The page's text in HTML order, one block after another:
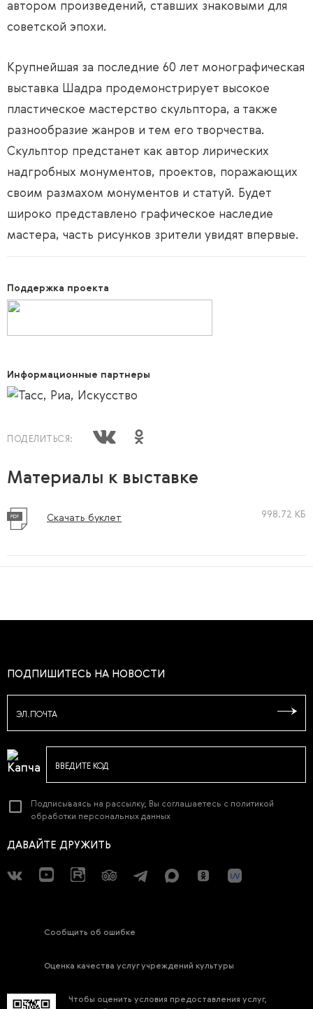
автором произведений, ставших знаковыми для
советской эпохи.
Крупнейшая за последние 60 лет монографическая
выставка Шадра продемонстрирует высокое
пластическое мастерство скульптора, а также
разнообразие жанров и тем его творчества.
Скульптор предстанет как автор лирических
надгробных монументов, проектов, поражающих
своим размахом монументов и статуй. Будет
широко представлено графическое наследие
мастера, часть рисунков зрители увидят впервые.
Поддержка проекта
Информационные партнеры
ПОДЕЛИТЬСЯ:
Материалы к выставке
Скачать буклет 998.72 КБ
ПОДПИШИТЕСЬ НА НОВОСТИ
ЭЛ.ПОЧТА
ВВЕДИТЕ КОД
Подписываясь на рассылку, Вы соглашаетесь с политикой
обработки персональных данных
ДАВАЙТЕ ДРУЖИТЬ
Сообщить об ошибке
Оценка качества услуг учреждений культуры
Чтобы оценить условия предоставления услуг,